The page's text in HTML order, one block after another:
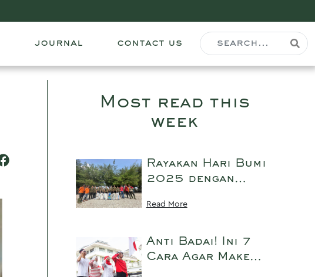
journal contact us
Most read this
week
Rayakan Hari Bumi
2025 dengan
Beauté: Menanam
Bersih-Bersih
Pantai, dan
Read More
Anti Badai! Ini 7
Cara Agar Make